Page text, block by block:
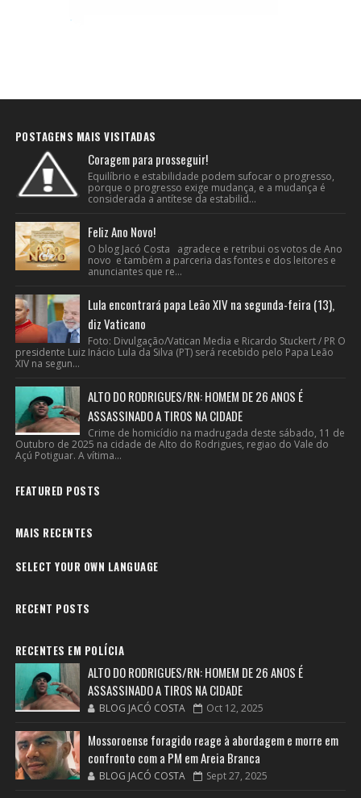
POSTAGENS MAIS VISITADAS
Coragem para prosseguir!
Equilíbrio e estabilidade podem sufocar o progresso,
porque o progresso exige mudança, e a mudança é
considerada a antítese da estabilid...
Feliz Ano Novo!
O blog Jacó Costa agradece e retribui os votos de Ano
novo e também a parceria das fontes e dos leitores e
anunciantes que re...
Lula encontrará papa Leão XIV na segunda-feira (13),
diz Vaticano
Foto: Divulgação/Vatican Media e Ricardo Stuckert / PR O
presidente Luiz Inácio Lula da Silva (PT) será recebido pelo Papa Leão
XIV na segun...
ALTO DO RODRIGUES/RN: HOMEM DE 26 ANOS É
ASSASSINADO A TIROS NA CIDADE
Crime de homicídio na madrugada deste sábado, 11 de
Outubro de 2025 na cidade de Alto do Rodrigues, regiao do Vale do
Açú Potiguar. A vítima...
FEATURED POSTS
MAIS RECENTES
SELECT YOUR OWN LANGUAGE
RECENT POSTS
RECENTES EM POLÍCIA
ALTO DO RODRIGUES/RN: HOMEM DE 26 ANOS É
ASSASSINADO A TIROS NA CIDADE
BLOG JACÓ COSTA Oct 12, 2025
Mossoroense foragido reage à abordagem e morre em
confronto com a PM em Areia Branca
BLOG JACÓ COSTA Sept 27, 2025